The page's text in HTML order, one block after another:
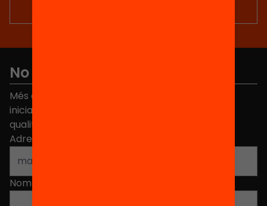
No et perdis res
Més de 40.000 persones ja han triat Equitat. Rep
iniciatives, propostes i projectes per millorar la
qualitat de l'educació a Catalunya.
Adreça electrònica
Nom